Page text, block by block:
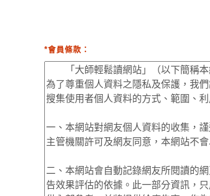
*會員條款：